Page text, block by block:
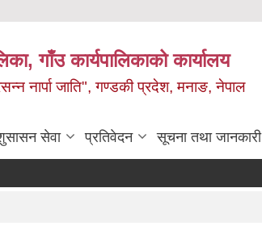
गाँउ कार्यपालिकाको कार्यालय
नार्पा जाति", गण्डकी प्रदेश, मनाङ, नेपाल
सेवा प्रतिवेदन सूचना तथा जानकारी